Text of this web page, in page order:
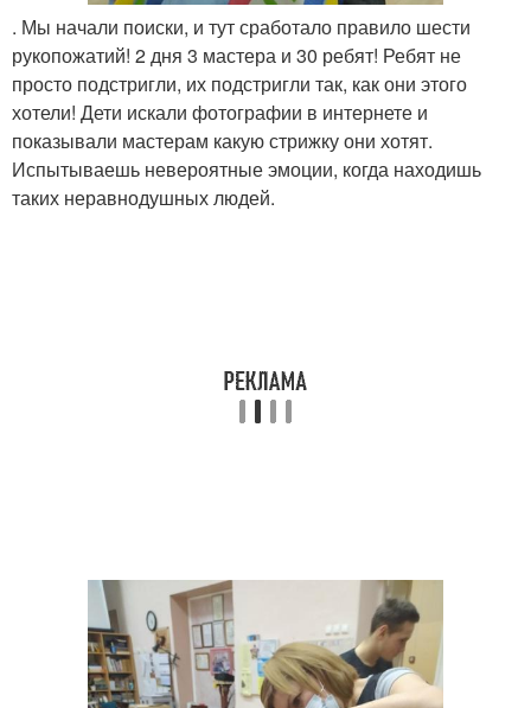
. Мы начали поиски, и тут сработало правило шести
рукопожатий! 2 дня 3 мастера и 30 ребят! Ребят не
просто подстригли, их подстригли так, как они этого
хотели! Дети искали фотографии в интернете и
показывали мастерам какую стрижку они хотят.
Испытываешь невероятные эмоции, когда находишь
таких неравнодушных людей.